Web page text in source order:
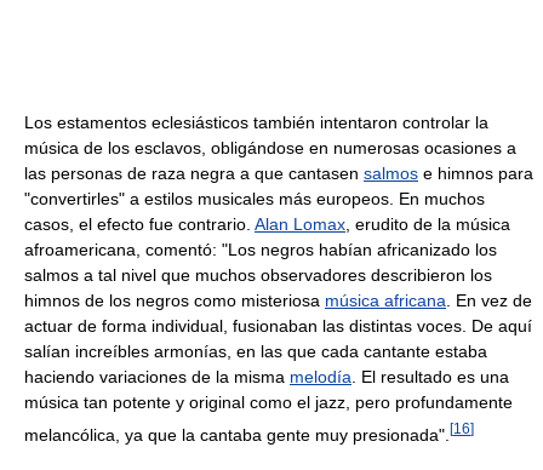
Los estamentos eclesiásticos también intentaron controlar la
música de los esclavos, obligándose en numerosas ocasiones a
las personas de raza negra a que cantasen salmos e himnos para
"convertirles" a estilos musicales más europeos. En muchos
casos, el efecto fue contrario. Alan Lomax , erudito de la música
afroamericana, comentó: "Los negros habían africanizado los
salmos a tal nivel que muchos observadores describieron los
himnos de los negros como misteriosa música africana . En vez de
actuar de forma individual, fusionaban las distintas voces. De aquí
salían increíbles armonías, en las que cada cantante estaba
haciendo variaciones de la misma melodía . El resultado es una
música tan potente y original como el jazz, pero profundamente
melancólica, ya que la cantaba gente muy presionada". [16]